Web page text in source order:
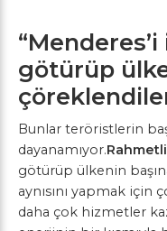
götürüp
Bunlar teröristlerin
dayanamıyor.
götürüp ülkenin
aynısını yapmak için
daha çok hizmetler